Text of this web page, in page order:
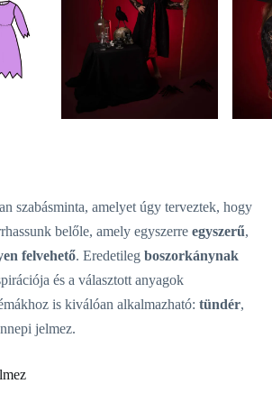
szabásminta, amelyet úgy terveztek, hogy
belőle, amely egyszerre egyszerű,
felvehető. Eredetileg boszorkánynak
és a választott anyagok
is kiválóan alkalmazható: tündér,
jelmez.